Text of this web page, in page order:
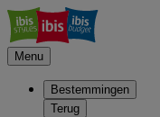
Menu
Bestemmingen
Terug